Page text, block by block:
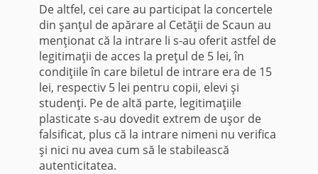
De altfel, cei care au participat la concertele
din şanţul de apărare al Cetăţii de Scaun au
menţionat că la intrare li s-au oferit astfel de
legitimaţii de acces la preţul de 5 lei, în
condiţiile în care biletul de intrare era de 15
lei, respectiv 5 lei pentru copii, elevi şi
studenţi. Pe de altă parte, legitimaţiile
plasticate s-au dovedit extrem de uşor de
falsificat, plus că la intrare nimeni nu verifica
şi nici nu avea cum să le stabilească
autenticitatea.